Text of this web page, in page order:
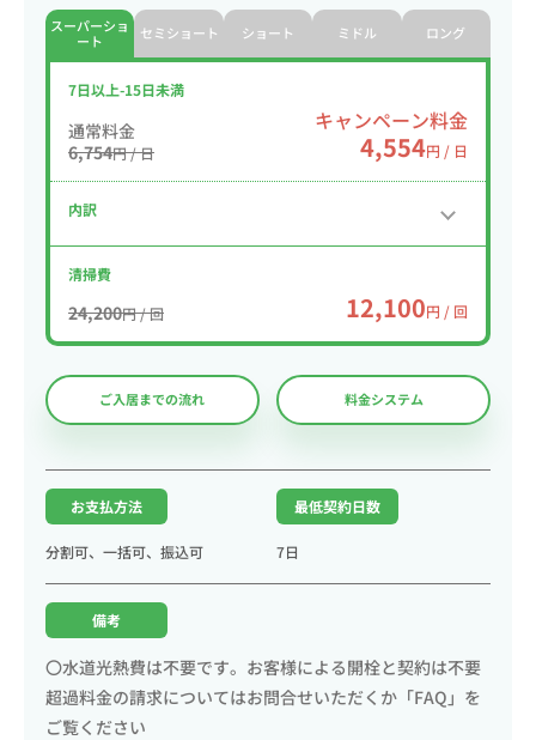
スーパーショ
ート
セミショート ショート ミドル ロング
7日以上-15日未満
通常料金
6,754円 / 日
キャンペーン料金
4,554円 / 日
内訳
清掃費
24,200円 / 回 12,100円 / 回
ご入居までの流れ 料金システム
お支払方法
分割可、一括可、振込可
最低契約日数
7日
備考
〇水道光熱費は不要です。お客様による開栓と契約は不要
超過料金の請求についてはお問合せいただくか「FAQ」を
ご覧ください